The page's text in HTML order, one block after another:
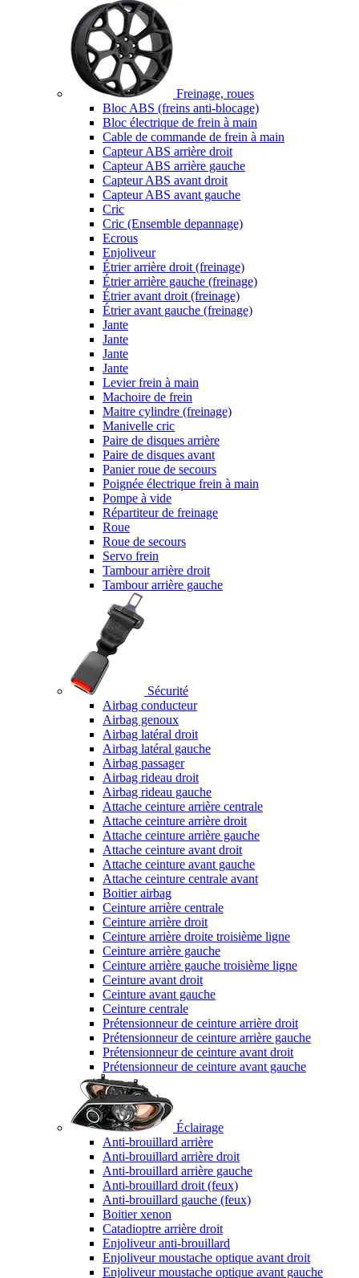
Freinage, roues
Bloc ABS (freins anti-blocage)
Bloc électrique de frein à main
Cable de commande de frein à main
Capteur ABS arrière droit
Capteur ABS arrière gauche
Capteur ABS avant droit
Capteur ABS avant gauche
Cric
Cric (Ensemble depannage)
Ecrous
Enjoliveur
Étrier arrière droit (freinage)
Étrier arrière gauche (freinage)
Étrier avant droit (freinage)
Étrier avant gauche (freinage)
Jante
Jante
Jante
Jante
Levier frein à main
Machoire de frein
Maitre cylindre (freinage)
Manivelle cric
Paire de disques arrière
Paire de disques avant
Panier roue de secours
Poignée électrique frein à main
Pompe à vide
Répartiteur de freinage
Roue
Roue de secours
Servo frein
Tambour arrière droit
Tambour arrière gauche
Sécurité
Airbag conducteur
Airbag genoux
Airbag latéral droit
Airbag latéral gauche
Airbag passager
Airbag rideau droit
Airbag rideau gauche
Attache ceinture arrière centrale
Attache ceinture arrière droit
Attache ceinture arrière gauche
Attache ceinture avant droit
Attache ceinture avant gauche
Attache ceinture centrale avant
Boitier airbag
Ceinture arrière centrale
Ceinture arrière droit
Ceinture arrière droite troisième ligne
Ceinture arrière gauche
Ceinture arrière gauche troisième ligne
Ceinture avant droit
Ceinture avant gauche
Ceinture centrale
Prétensionneur de ceinture arrière droit
Prétensionneur de ceinture arrière gauche
Prétensionneur de ceinture avant droit
Prétensionneur de ceinture avant gauche
Éclairage
Anti-brouillard arrière
Anti-brouillard arrière droit
Anti-brouillard arrière gauche
Anti-brouillard droit (feux)
Anti-brouillard gauche (feux)
Boitier xenon
Catadioptre arrière droit
Enjoliveur anti-brouillard
Enjoliveur moustache optique avant droit
Enjoliveur moustache optique avant gauche